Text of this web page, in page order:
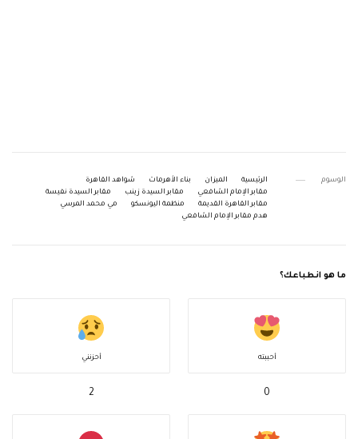
الوسوم الرئيسية الميزان بناء الأهرمات
شواهد القاهرة
مقابر الإمام الشافعي
مقابر السيدة زينب
مقابر السيدة نفيسة
مقابر القاهرة القديمة
منظمة اليونسكو
مي محمد المرسي
هدم مقابر الإمام الشافعي
ما هو انطباعك؟
أحببته
0
أحزنني
2